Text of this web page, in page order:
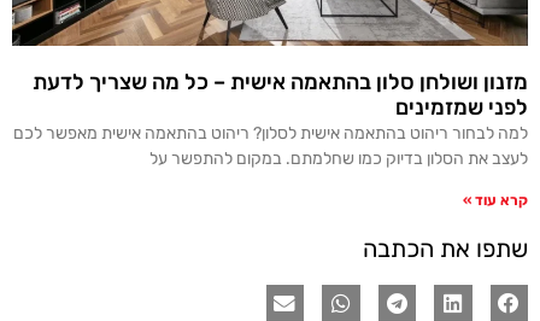
מזנון ושולחן סלון בהתאמה אישית – כל מה שצריך לדעת
לפני שמזמינים
למה לבחור ריהוט בהתאמה אישית לסלון? ריהוט בהתאמה אישית מאפשר לכם
לעצב את הסלון בדיוק כמו שחלמתם. במקום להתפשר על
קרא עוד »
שתפו את הכתבה